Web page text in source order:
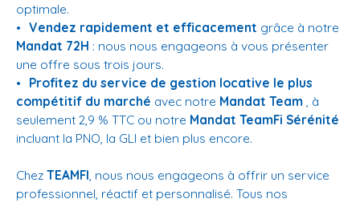
optimale.
Vendez rapidement et efficacement grâce à notre
Mandat 72H : nous nous engageons à vous présenter
une offre sous trois jours.
Profitez du service de gestion locative le plus
compétitif du marché avec notre Mandat Team , à
seulement 2,9 % TTC ou notre Mandat TeamFi Sérénité
incluant la PNO, la GLI et bien plus encore.
Chez TEAMFI, nous nous engageons à offrir un service
professionnel, réactif et personnalisé. Tous nos